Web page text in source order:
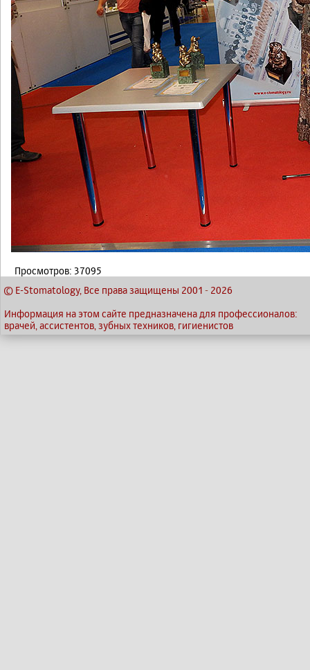
Просмотров: 37095
© E-Stomatology, Все права защищены 2001 - 2026
Информация на этом сайте предназначена для профессионалов:
врачей, ассистентов, зубных техников, гигиенистов